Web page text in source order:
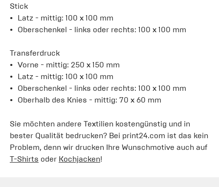
Stick
Latz - mittig: 100 x 100 mm
Oberschenkel - links oder rechts: 100 x 100 mm
Transferdruck
Vorne - mittig: 250 x 150 mm
Latz - mittig: 100 x 100 mm
Oberschenkel - links oder rechts: 100 x 100 mm
Oberhalb des Knies - mittig: 70 x 60 mm
Sie möchten andere Textilien kostengünstig und in
bester Qualität bedrucken? Bei print24.com ist das kein
Problem, denn wir drucken Ihre Wunschmotive auch auf
T-Shirts oder Kochjacken!